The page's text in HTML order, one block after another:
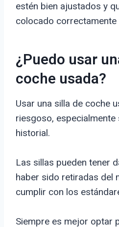
estén bien ajustados y
colocado correctamente
¿Puedo usar
coche usada?
Usar una silla de coche
riesgoso,
historial.
Las sillas pueden tener
haber sido retiradas del
cumplir con los
Siempre es mejor optar